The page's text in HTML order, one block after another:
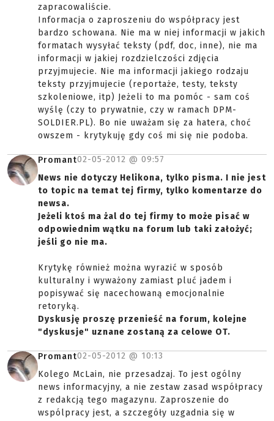
zapracowaliście.
Informacja o zaproszeniu do współpracy jest
bardzo schowana. Nie ma w niej informacji w jakich
formatach wysyłać teksty (pdf, doc, inne), nie ma
informacji w jakiej rozdzielczości zdjęcia
przyjmujecie. Nie ma informacji jakiego rodzaju
teksty przyjmujecie (reportaże, testy, teksty
szkoleniowe, itp) Jeżeli to ma pomóc - sam coś
wyślę (czy to prywatnie, czy w ramach DPM-
SOLDIER.PL). Bo nie uważam się za hatera, choć
owszem - krytykuję gdy coś mi się nie podoba.
Promant02-05-2012 @ 09:57
News nie dotyczy Helikona, tylko pisma. I nie jest
to topic na temat tej firmy, tylko komentarze do
newsa.
Jeżeli ktoś ma żal do tej firmy to może pisać w
odpowiednim wątku na forum lub taki założyć;
jeśli go nie ma.
Krytykę również można wyrazić w sposób
kulturalny i wyważony zamiast pluć jadem i
popisywać się nacechowaną emocjonalnie
retoryką.
Dyskusję proszę przenieść na forum, kolejne
"dyskusje" uznane zostaną za celowe OT.
Promant02-05-2012 @ 10:13
Kolego McLain, nie przesadzaj. To jest ogólny
news informacyjny, a nie zestaw zasad współpracy
z redakcją tego magazynu. Zaproszenie do
wspólpracy jest, a szczegóły uzgadnia się w